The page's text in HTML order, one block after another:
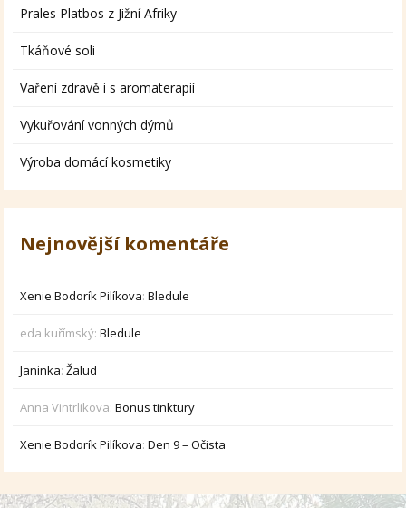
Prales Platbos z Jižní Afriky
Tkáňové soli
Vaření zdravě i s aromaterapií
Vykuřování vonných dýmů
Výroba domácí kosmetiky
Nejnovější komentáře
Xenie Bodorík Pilíkova:Bledule
eda kuřímský:Bledule
Janinka:Žalud
Anna Vintrlikova:Bonus tinktury
Xenie Bodorík Pilíkova:Den 9 – Očista